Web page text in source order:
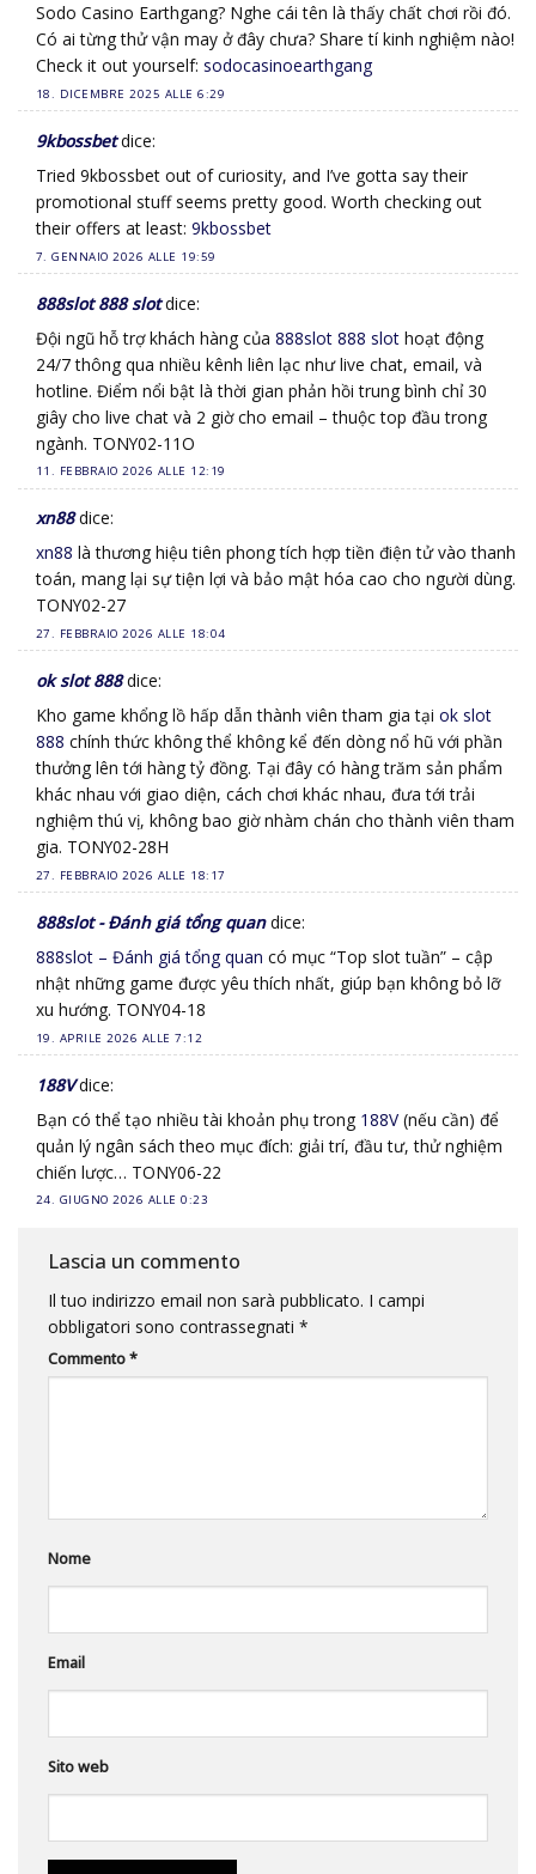
Sodo Casino Earthgang? Nghe cái tên là thấy chất chơi rồi đó.
Có ai từng thử vận may ở đây chưa? Share tí kinh nghiệm nào!
Check it out yourself: sodocasinoearthgang
18. DICEMBRE 2025 ALLE 6:29
9kbossbet dice:
Tried 9kbossbet out of curiosity, and I’ve gotta say their
promotional stuff seems pretty good. Worth checking out
their offers at least: 9kbossbet
7. GENNAIO 2026 ALLE 19:59
888slot 888 slot dice:
Đội ngũ hỗ trợ khách hàng của 888slot 888 slot hoạt động
24/7 thông qua nhiều kênh liên lạc như live chat, email, và
hotline. Điểm nổi bật là thời gian phản hồi trung bình chỉ 30
giây cho live chat và 2 giờ cho email – thuộc top đầu trong
ngành. TONY02-11O
11. FEBBRAIO 2026 ALLE 12:19
xn88 dice:
xn88 là thương hiệu tiên phong tích hợp tiền điện tử vào thanh
toán, mang lại sự tiện lợi và bảo mật hóa cao cho người dùng.
TONY02-27
27. FEBBRAIO 2026 ALLE 18:04
ok slot 888 dice:
Kho game khổng lồ hấp dẫn thành viên tham gia tại ok slot
888 chính thức không thể không kể đến dòng nổ hũ với phần
thưởng lên tới hàng tỷ đồng. Tại đây có hàng trăm sản phẩm
khác nhau với giao diện, cách chơi khác nhau, đưa tới trải
nghiệm thú vị, không bao giờ nhàm chán cho thành viên tham
gia. TONY02-28H
27. FEBBRAIO 2026 ALLE 18:17
888slot - Đánh giá tổng quan dice:
888slot – Đánh giá tổng quan có mục “Top slot tuần” – cập
nhật những game được yêu thích nhất, giúp bạn không bỏ lỡ
xu hướng. TONY04-18
19. APRILE 2026 ALLE 7:12
188V dice:
Bạn có thể tạo nhiều tài khoản phụ trong 188V (nếu cần) để
quản lý ngân sách theo mục đích: giải trí, đầu tư, thử nghiệm
chiến lược… TONY06-22
24. GIUGNO 2026 ALLE 0:23
Lascia un commento
Il tuo indirizzo email non sarà pubblicato. I campi
obbligatori sono contrassegnati *
Commento*
Nome
Email
Sito web